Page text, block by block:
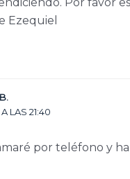
Ezequiel
LAS 21:40
por teléfono y